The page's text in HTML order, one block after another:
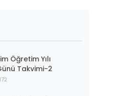
Öğretim Yılı
Takvimi-2
172